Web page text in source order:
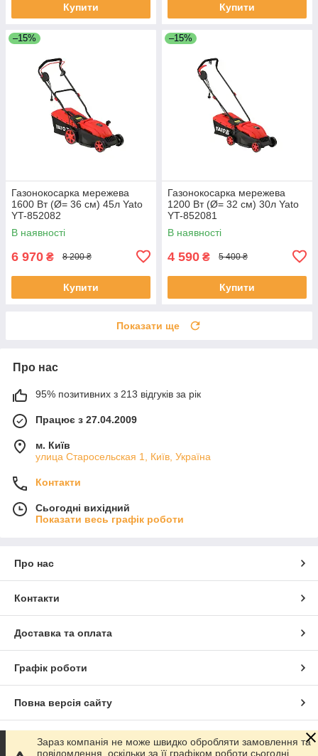
Купити Купити
–15%
Газонокосарка мережева
1600 Вт (Ø= 36 см) 45л Yato
YT-852082
В наявності
6 970 ₴ 8 200 ₴
Купити
–15%
Газонокосарка мережева
1200 Вт (Ø= 32 см) 30л Yato
YT-852081
В наявності
4 590 ₴ 5 400 ₴
Купити
Показати ще
Про нас
95% позитивних з 213 відгуків за рік
Працює з 27.04.2009
м. Київ
улица Старосельская 1, Київ, Україна
Контакти
Сьогодні вихідний
Показати весь графік роботи
Про нас
Контакти
Доставка та оплата
Графік роботи
Повна версія сайту
Сайт створено на маркетплейсі Prom.ua
Зараз компанія не може швидко обробляти замовлення та
повідомлення, оскільки за її графіком роботи сьогодні